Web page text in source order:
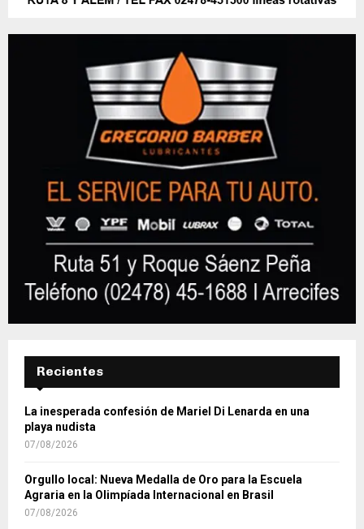
Recientes
La inesperada confesión de Mariel Di Lenarda en una
playa nudista
07/08/2026
Orgullo local: Nueva Medalla de Oro para la Escuela
Agraria en la Olimpíada Internacional en Brasil
07/08/2026